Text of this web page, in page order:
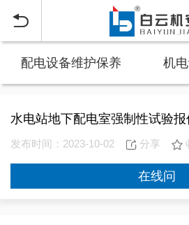

配电设备维护保养 机
水电站地下配电室强制性试验报
发布时间：2023-10-02
分享
在线问